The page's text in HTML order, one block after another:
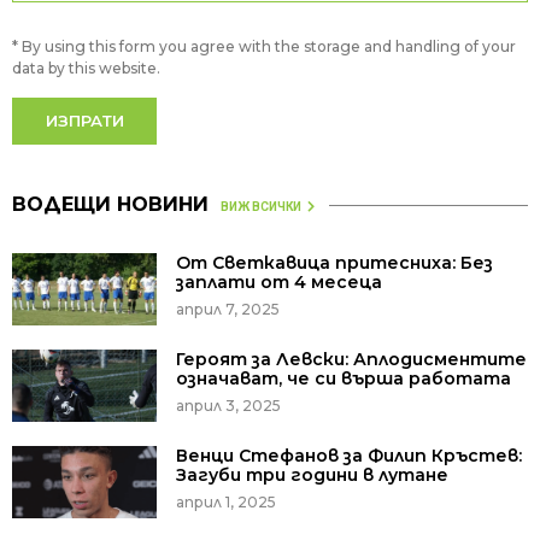
* By using this form you agree with the storage and handling of your
data by this website.
ВОДЕЩИ НОВИНИ ВИЖ ВСИЧКИ
От Светкавица притесниха: Без
заплати от 4 месеца
април 7, 2025
Героят за Левски: Аплодисментите
означават, че си върша работата
април 3, 2025
Венци Стефанов за Филип Кръстев:
Загуби три години в лутане
април 1, 2025